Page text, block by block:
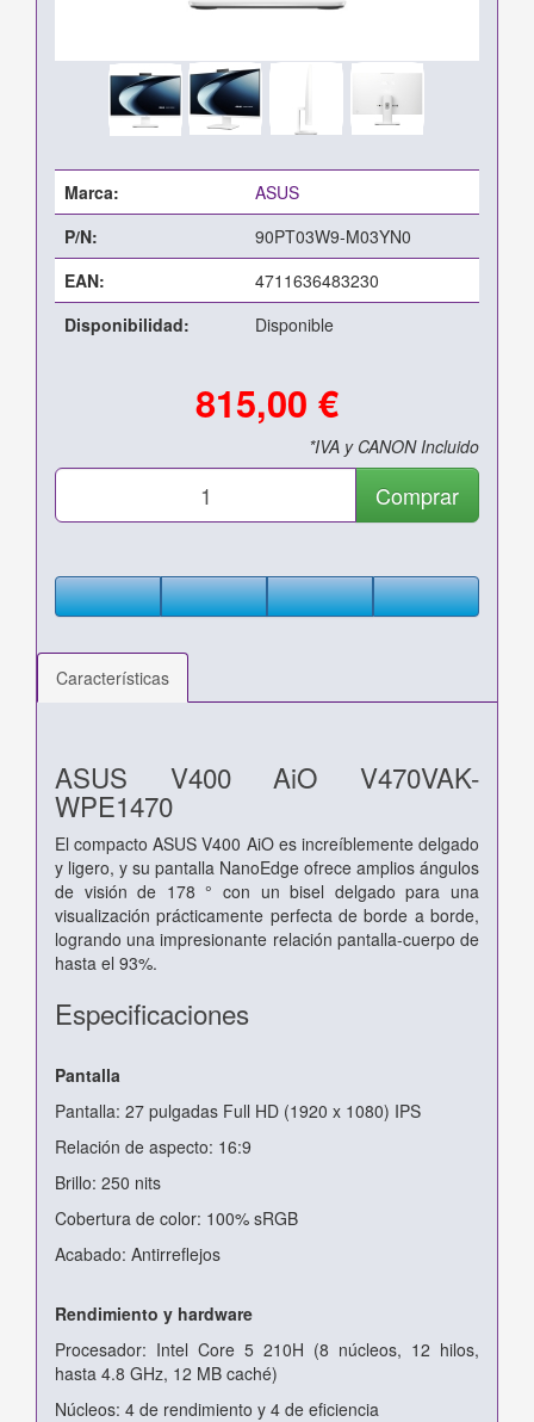
Marca:
ASUS
P/N:
90PT03W9-M03YN0
EAN:
4711636483230
Disponibilidad:
Disponible
815,00 €
*IVA y CANON Incluido
Comprar
Características
ASUS V400 AiO V470VAK-
WPE1470
El compacto ASUS V400 AiO es increíblemente delgado
y ligero, y su pantalla NanoEdge ofrece amplios ángulos
de visión de 178 ° con un bisel delgado para una
visualización prácticamente perfecta de borde a borde,
logrando una impresionante relación pantalla-cuerpo de
hasta el 93%.
Especificaciones
Pantalla
Pantalla: 27 pulgadas Full HD (1920 x 1080) IPS
Relación de aspecto: 16:9
Brillo: 250 nits
Cobertura de color: 100% sRGB
Acabado: Antirreflejos
Rendimiento y hardware
Procesador: Intel Core 5 210H (8 núcleos, 12 hilos,
hasta 4.8 GHz, 12 MB caché)
Núcleos: 4 de rendimiento y 4 de eficiencia